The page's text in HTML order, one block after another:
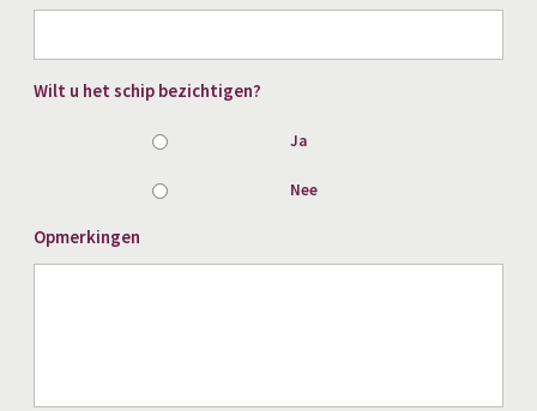
Wilt u het schip bezichtigen?
Ja
Nee
Opmerkingen